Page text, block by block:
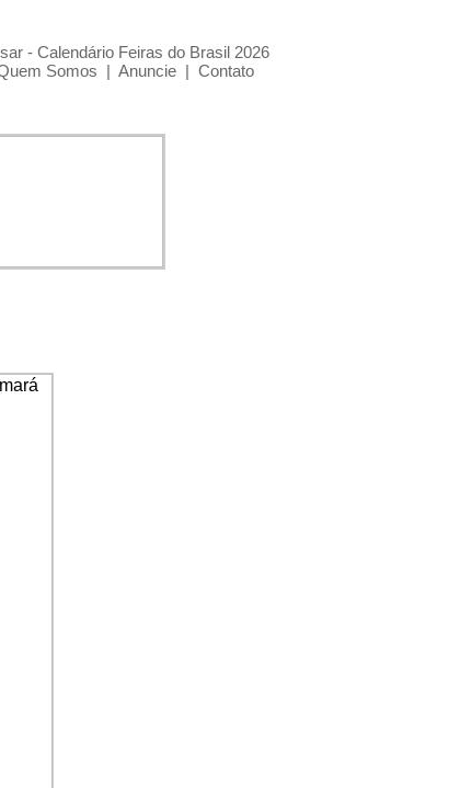
- Calendário Feiras do Brasil 2026
Somos | Anuncie | Contato